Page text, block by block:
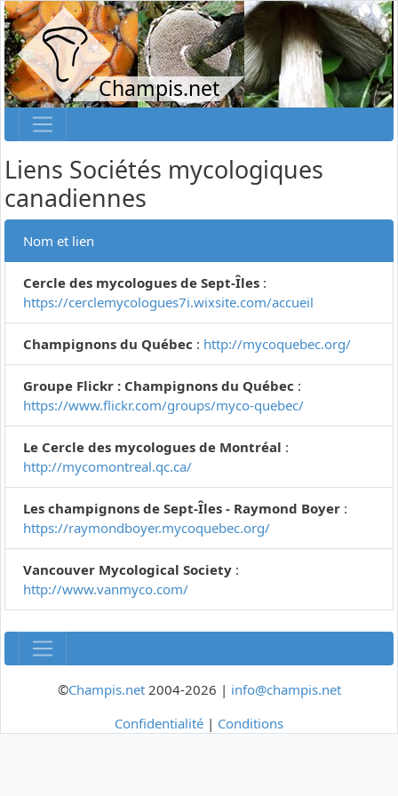
Champis.net
Liens Sociétés mycologiques
canadiennes
Nom et lien
Cercle des mycologues de Sept-Îles :
https://cerclemycologues7i.wixsite.com/accueil
Champignons du Québec : http://mycoquebec.org/
Groupe Flickr : Champignons du Québec :
https://www.flickr.com/groups/myco-quebec/
Le Cercle des mycologues de Montréal :
http://mycomontreal.qc.ca/
Les champignons de Sept-Îles - Raymond Boyer :
https://raymondboyer.mycoquebec.org/
Vancouver Mycological Society :
http://www.vanmyco.com/
©Champis.net2004-2026 | info@champis.net
Confidentialité | Conditions